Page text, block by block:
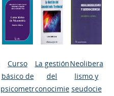
Curso
básico de
psicometr
La gestión
del
conocimie
Neolibera
lismo y
seudocie